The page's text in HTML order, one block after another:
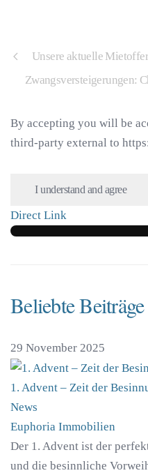
Unsere aktuelle
Zwangsversteigerungen:
By accepting you will be
third-party external to
I understand and agree
Direct Link
Beliebte Beiträge
29 November 2025
1. Advent – Zeit der
News
Euphoria Immobilien
Der 1. Advent ist der
und die besinnliche